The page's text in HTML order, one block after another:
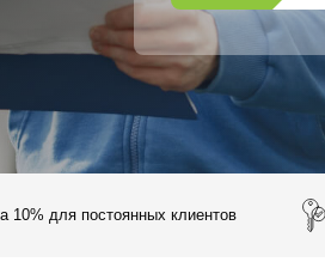
10% для постоянных клиентов